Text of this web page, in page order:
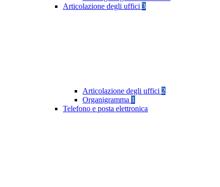
Articolazione degli uffici 3
Articolazione degli uffici 2
Organigramma 1
Telefono e posta elettronica